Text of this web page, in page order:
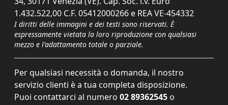
1.432.522,00 C.F. 05412000266 e REA VE-454332
I diritti delle immagini e dei testi sono riservati. È
espressamente vietata la loro riproduzione con qualsiasi
mezzo e l'adattamento totale o parziale.
Per qualsiasi necessità o domanda, il nostro
servizio clienti è a tua completa disposizione.
Puoi contattarci al numero 02 89362545 o